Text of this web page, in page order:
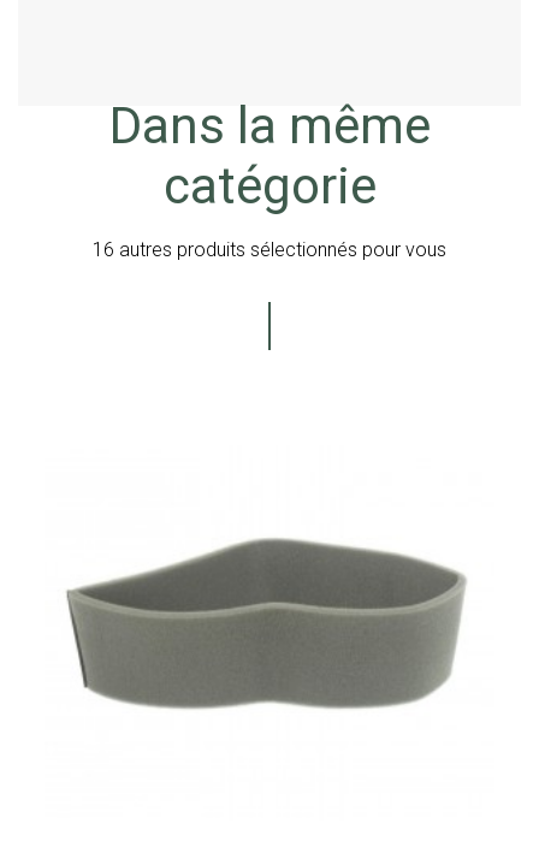
Dans la même
catégorie
16 autres produits sélectionnés pour vous